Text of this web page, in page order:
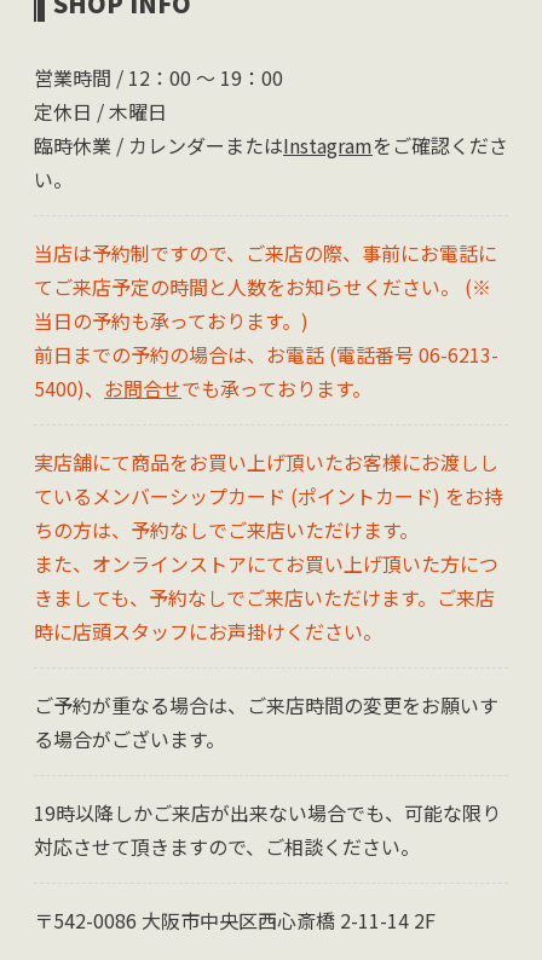
営業時間 / 12：00 〜 19：00
定休日 / 木曜日
臨時休業 / カレンダーまたはInstagramをご確認くださ
い。
当店は予約制ですので、ご来店の際、事前にお電話に
てご来店予定の時間と人数をお知らせください。 (※
当日の予約も承っております。)
前日までの予約の場合は、お電話 (電話番号 06-6213-
5400)、 お問合せでも承っております。
実店舗にて商品をお買い上げ頂いたお客様にお渡しし
ているメンバーシップカード (ポイントカード) をお持
ちの方は、予約なしでご来店いただけます。
また、オンラインストアにてお買い上げ頂いた方につ
きましても、予約なしでご来店いただけます。ご来店
時に店頭スタッフにお声掛けください。
ご予約が重なる場合は、ご来店時間の変更をお願いす
る場合がございます。
19時以降しかご来店が出来ない場合でも、可能な限り
対応させて頂きますので、ご相談ください。
〒542-0086 大阪市中央区西心斎橋 2-11-14 2F